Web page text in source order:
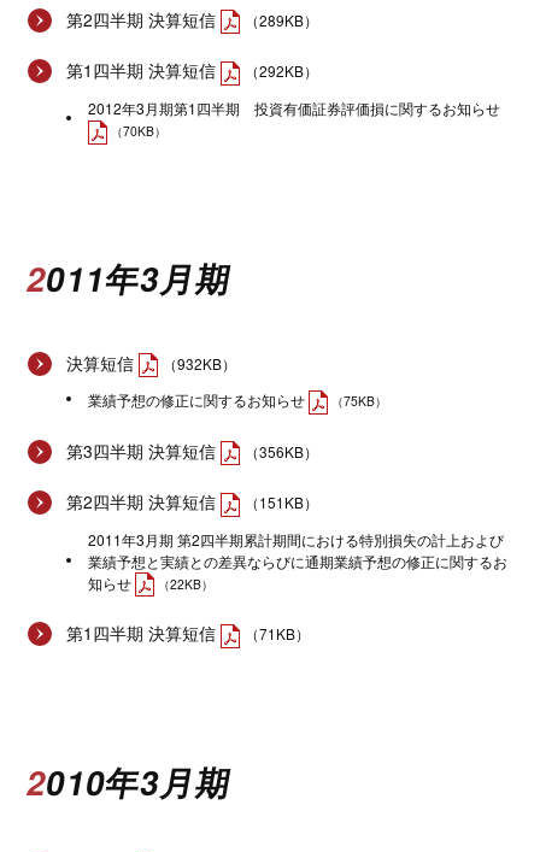
第2四半期 決算短信 （289KB）
第1四半期 決算短信
（292KB）
2012年3月期第1四半期 投資有価証券評価損に関するお知らせ
（70KB）
2011年3月期
決算短信
（932KB）
業績予想の修正に関するお知らせ
（75KB）
第3四半期 決算短信 （356KB）
第2四半期 決算短信
（151KB）
2011年3月期 第2四半期累計期間における特別損失の計上および
業績予想と実績との差異ならびに通期業績予想の修正に関するお
知らせ
（22KB）
第1四半期 決算短信 （71KB）
2010年3月期